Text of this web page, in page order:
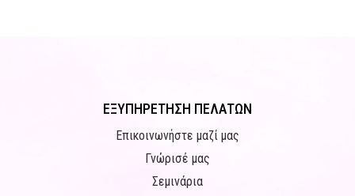
ΕΞΥΠΗΡΕΤΗΣΗ ΠΕΛΑΤΩΝ
Επικοινωνήστε μαζί μας
Γνώρισέ μας
Σεμινάρια